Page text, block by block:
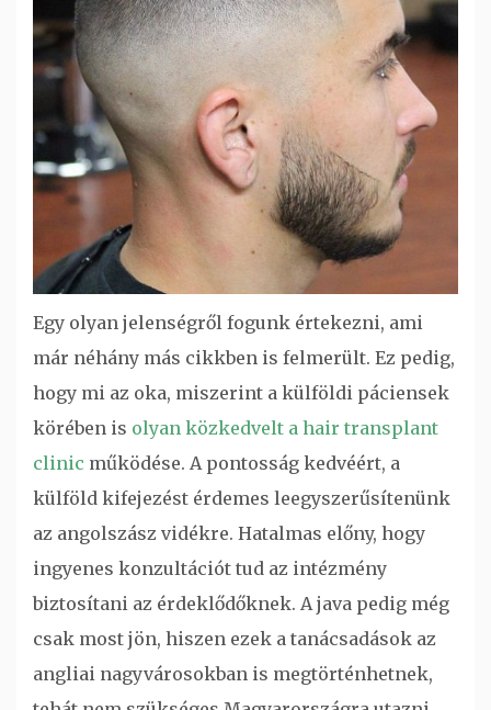
Egy olyan jelenségről fogunk értekezni, ami
már néhány más cikkben is felmerült. Ez pedig,
hogy mi az oka, miszerint a külföldi páciensek
körében is olyan közkedvelt a hair transplant
clinic működése. A pontosság kedvéért, a
külföld kifejezést érdemes leegyszerűsítenünk
az angolszász vidékre. Hatalmas előny, hogy
ingyenes konzultációt tud az intézmény
biztosítani az érdeklődőknek. A java pedig még
csak most jön, hiszen ezek a tanácsadások az
angliai nagyvárosokban is megtörténhetnek,